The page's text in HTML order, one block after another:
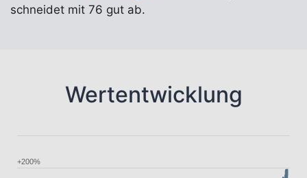
schneidet mit 76 gut ab.
Wertentwicklung
+200%